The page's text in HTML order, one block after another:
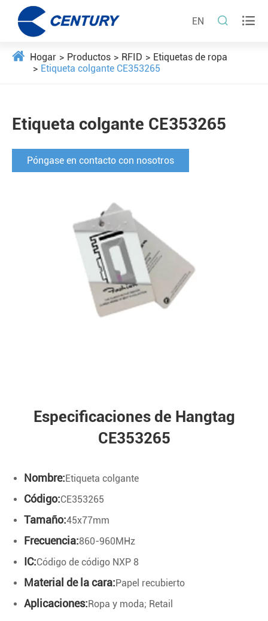
EN  
Hogar Productos RFID
Etiquetas de ropa
Etiqueta colgante CE353265
Etiqueta colgante CE353265
Póngase en contacto con nosotros
Especificaciones de Hangtag
CE353265
Nombre: Etiqueta colgante
Código:CE353265
Tamaño:45x77mm
Frecuencia:860-960MHz
IC:Código de código NXP 8
Material de la cara: Papel recubierto
Aplicaciones: Ropa y moda; Retail